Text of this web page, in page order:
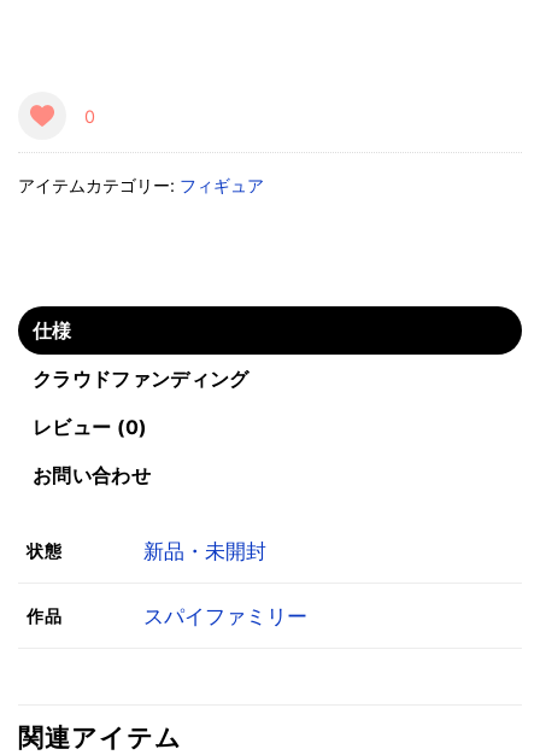
0
アイテムカテゴリー: フィギュア
仕様
クラウドファンディング
レビュー (0)
お問い合わせ
状態 新品・未開封
作品 スパイファミリー
関連アイテム